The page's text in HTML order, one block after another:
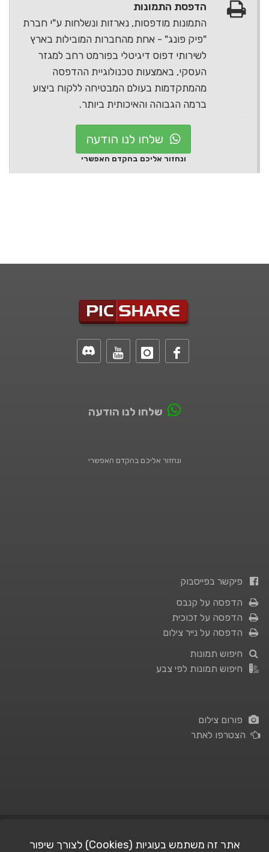
הדפסת התמונות
התמונות מודפסות, נארזות ונשלחות ע"י חברת
"פיק פונג" - אחת מהחברות המובילות בארץ
לשירותי דפוס דיגיטלי בפורמט רחב למגזר
העסקי, באמצעות טכנולוגיית ההדפסה
מהמתקדמות בעולם המבטיחה ללקוח ביצוע
ברמה הגבוהה והאיכותית ביותר.
שלחו לנו הודעה
ונחזור אליכם בהקדם האפשרי
שלחו לנו הודעה
ונחזור אליכם בהקדם האפשרי
פיקשר בפייסבוק
הדפסה על קנבס
הדפסה על זכוכית
הדפסה על נייר צילום
חיפוש תמונות
חיפוש תמונות לפי צבע
פורום צילום
הצטרפו לאתר
אתר זה משתמש בעוגיות (Cookies) לצורך שיפור